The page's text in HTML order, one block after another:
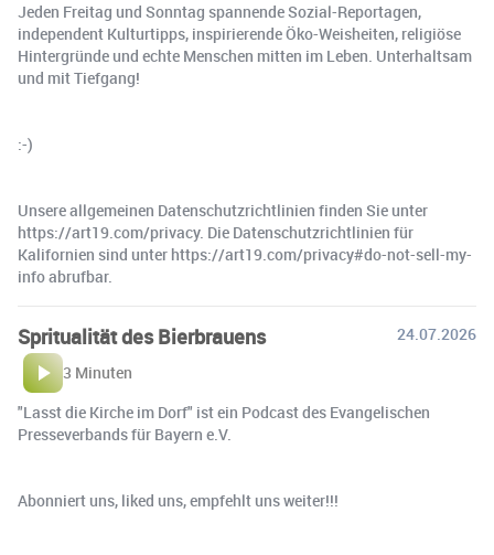
Jeden Freitag und Sonntag spannende Sozial-Reportagen,
independent Kulturtipps, inspirierende Öko-Weisheiten, religiöse
Hintergründe und echte Menschen mitten im Leben. Unterhaltsam
und mit Tiefgang!
:-)
Unsere allgemeinen Datenschutzrichtlinien finden Sie unter
https://art19.com/privacy. Die Datenschutzrichtlinien für
Kalifornien sind unter https://art19.com/privacy#do-not-sell-my-
info abrufbar.
️Spritualität des Bierbrauens
24.07.2026
3 Minuten
"Lasst die Kirche im Dorf" ist ein Podcast des Evangelischen
Presseverbands für Bayern e.V.
Abonniert uns, liked uns, empfehlt uns weiter!!!